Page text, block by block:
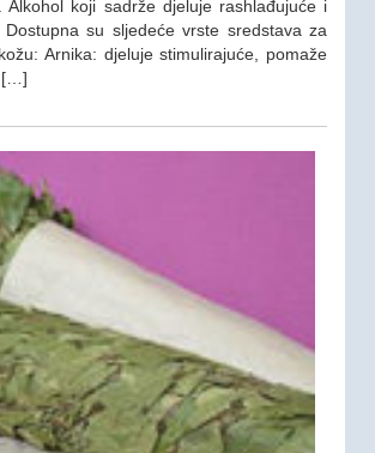
Alkohol koji sadrže djeluje rashlađujuće i
Dostupna su sljedeće vrste sredstava za
Arnika: djeluje stimulirajuće, pomaže
[…]